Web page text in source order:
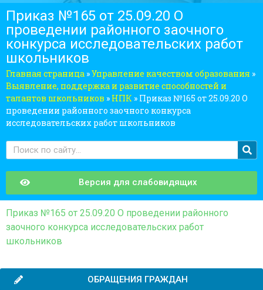
Приказ №165 от 25.09.20 О
проведении районного заочного
конкурса исследовательских работ
школьников
Главная страница »Управление качеством образования »
Выявление, поддержка и развитие способностей и
талантов школьников » НПК » Приказ №165 от 25.09.20 О
проведении районного заочного конкурса
исследовательских работ школьников
Версия для слабовидящих
Приказ №165 от 25.09.20 О проведении районного
заочного конкурса исследовательских работ
школьников
ОБРАЩЕНИЯ ГРАЖДАН